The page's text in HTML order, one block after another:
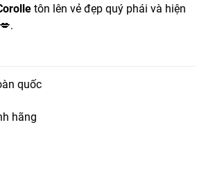
tôn lên vẻ đẹp quý phái và hiện
quốc
hãng